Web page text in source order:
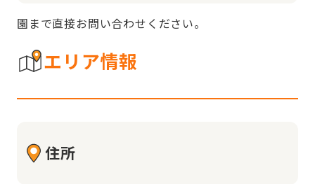
園まで直接お問い合わせください。
エリア情報
住所